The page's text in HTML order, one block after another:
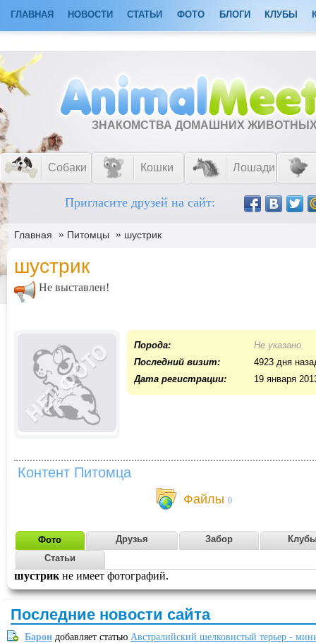
ГЛАВНАЯ НОВОСТИ СТАТЬИ ФОТО БЛОГИ КЛУБЫ
ЗНАКОМСТВА ДОМАШНИХ
Собаки Кошки Лошади
Пригласите друзей на сайт:
Главная » Питомцы » шустрик
шустрик
Не выставлен!
Порода:
Не указано
Последний визит:
4923 дня
Дата регистрации:
19 января
Контент Питомца
Файлы 0
Фото Друзья Забор
Статьи
шустрик не имеет фотографий.
Последние новости сайта
Барон добавляет статью Австралийский шелковистый терьер -